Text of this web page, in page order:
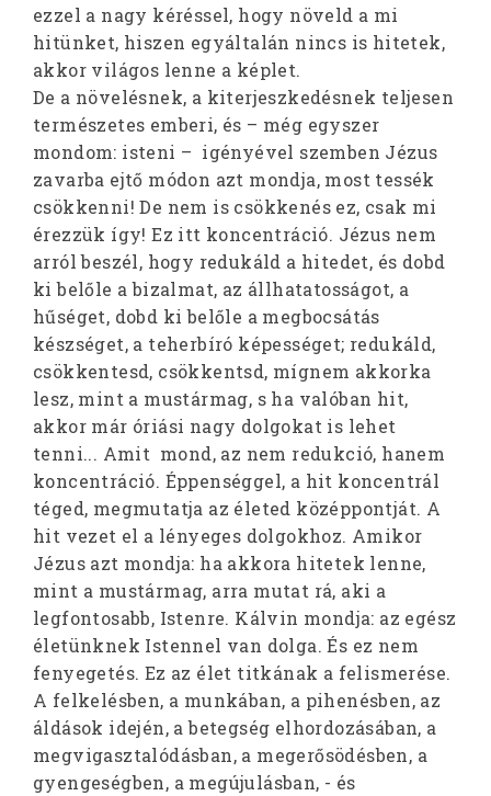
ezzel a nagy kéréssel, hogy növeld a mi
hitünket, hiszen egyáltalán nincs is hitetek,
akkor világos lenne a képlet.
De a növelésnek, a kiterjeszkedésnek teljesen
természetes emberi, és – még egyszer
mondom: isteni – igényével szemben Jézus
zavarba ejtő módon azt mondja, most tessék
csökkenni! De nem is csökkenés ez, csak mi
érezzük így! Ez itt koncentráció. Jézus nem
arról beszél, hogy redukáld a hitedet, és dobd
ki belőle a bizalmat, az állhatatosságot, a
hűséget, dobd ki belőle a megbocsátás
készséget, a teherbíró képességet; redukáld,
csökkentesd, csökkentsd, mígnem akkorka
lesz, mint a mustármag, s ha valóban hit,
akkor már óriási nagy dolgokat is lehet
tenni... Amit mond, az nem redukció, hanem
koncentráció. Éppenséggel, a hit koncentrál
téged, megmutatja az életed középpontját. A
hit vezet el a lényeges dolgokhoz. Amikor
Jézus azt mondja: ha akkora hitetek lenne,
mint a mustármag, arra mutat rá, aki a
legfontosabb, Istenre. Kálvin mondja: az egész
életünknek Istennel van dolga. És ez nem
fenyegetés. Ez az élet titkának a felismerése.
A felkelésben, a munkában, a pihenésben, az
áldások idején, a betegség elhordozásában, a
megvigasztalódásban, a megerősödésben, a
gyengeségben, a megújulásban, - és